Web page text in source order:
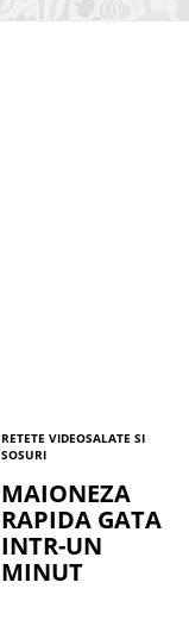
RETETE VIDEOSALATE SI
SOSURI
MAIONEZA
RAPIDA GATA
INTR-UN
MINUT